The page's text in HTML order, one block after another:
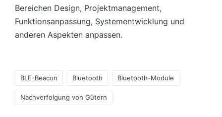
Bereichen Design, Projektmanagement,
Funktionsanpassung, Systementwicklung und
anderen Aspekten anpassen.
BLE-Beacon Bluetooth Bluetooth-Module
Nachverfolgung von Gütern